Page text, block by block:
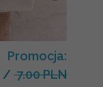
Promocja:
/ 7.00 PLN